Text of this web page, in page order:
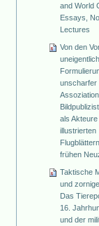
and World
Essays,
Lectures
Von den
unscharfer
als Akteure
illustrierten
frühen
Taktische
und
Das
16.
und der